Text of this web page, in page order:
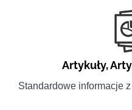
Artykuły,
Standardowe informacje